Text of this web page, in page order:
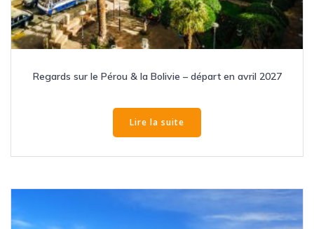
Regards sur le Pérou & la Bolivie – départ en avril 2027
Lire la suite